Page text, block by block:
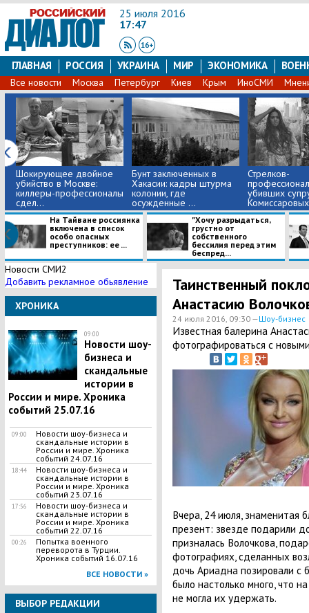
25 июля 2016
17:47
ГЛАВНАЯ РОССИЯ УКРАИНА МИР ЭКОНОМИКА
Все новости Москва Петербург Киев Крым ИноСМИ
​Шокирующее двойное
убийство в Москве:
киллеры-профессионалы
сдел...
Бунт заключенных в
Хакасии: кадры штурма
колонии, где
осужденные ...
Стрелков-
убивших
...
На Тайване россиянка
включена в список
особо опасных
преступников: ее ...
"Хочу разрыдаться,
грустно от
собственного
бессилия перед этим
беспред...
Новости СМИ2
Добавить рекламное обьявление
ХРОНИКА
09:00
Новости шоу-
бизнеса и
скандальные
истории в
России и мире. Хроника
событий 25.07.16
09:00
Новости шоу-бизнеса и
скандальные истории в
России и мире. Хроника
событий 24.07.16
18:44
Новости шоу-бизнеса и
скандальные истории в
России и мире. Хроника
событий 23.07.16
17:56
Новости шоу-бизнеса и
скандальные истории в
России и мире. Хроника
событий 22.07.16
00:26
Попытка военного
переворота в Турции.
Хроника событий 16.07.16
ВСЕ НОВОСТИ »
ВЫБОР РЕДАКЦИИ
Таинственный
Анастасию
24 июля 2016, 09:30 —Шоу-бизнес
Известная балерина
фотографироваться с
Вчера, 24 июля, знаменитая
презент: звезде подарили
призналась Волочкова,
фотографиях, сделанных
дочь Ариадна позировали с
было настолько много, что
не могла их удержать.